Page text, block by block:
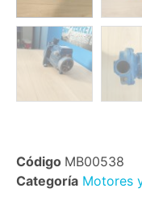
Código MB00538
Categoría Motores